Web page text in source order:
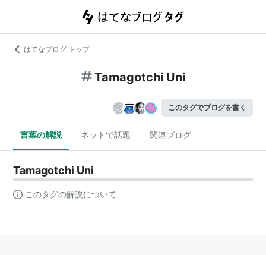
はてなブログ トップ
Tamagotchi Uni
このタグでブログを書く
言葉の解説 ネットで話題 関連ブログ
Tamagotchi Uni
このタグの解説について